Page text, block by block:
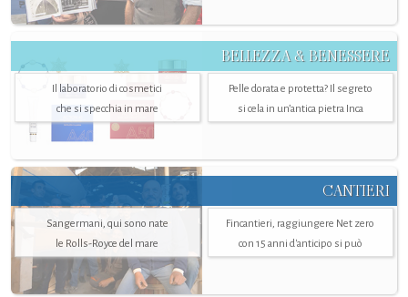
BELLEZZA & BENESSERE
Il laboratorio di cosmetici
che si specchia in mare
Pelle dorata e protetta? Il segreto
si cela in un’antica pietra Inca
CANTIERI
Sangermani, qui sono nate
le Rolls-Royce del mare
Fincantieri, raggiungere Net zero
con 15 anni d'anticipo si può